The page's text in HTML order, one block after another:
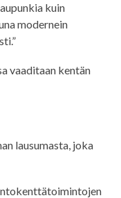
kuin
modernein
vaaditaan kentän
lausumasta, joka